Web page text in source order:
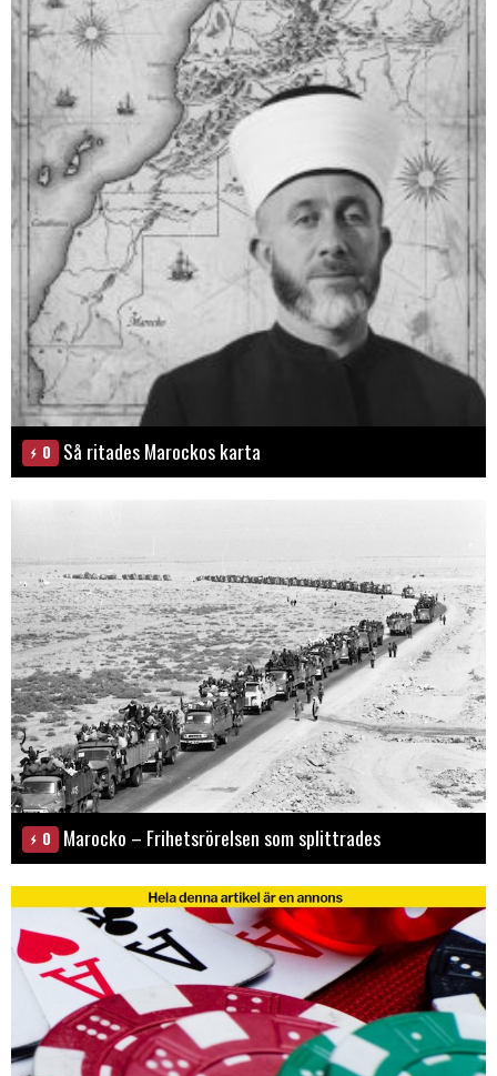
0 Så ritades Marockos karta
0 Marocko – Frihetsrörelsen som splittrades